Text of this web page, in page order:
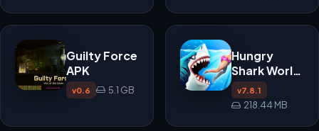
yang
Menegangkan
Guilty Force
APK
v0.6 5.1 GB
Hungry
Shark World
APK
v7.8.1
218.44 MB